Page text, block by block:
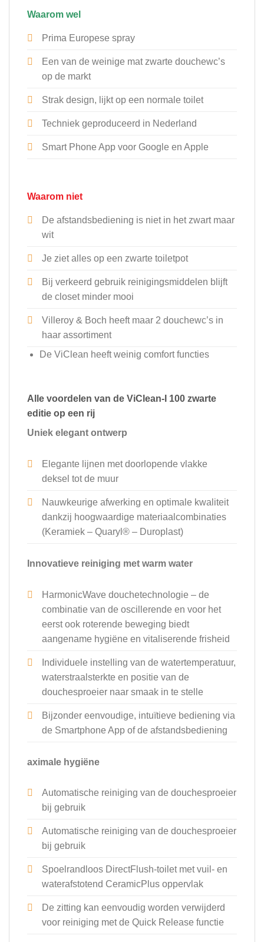
Waarom wel
Prima Europese spray
Een van de weinige mat zwarte douchewc’s
op de markt
Strak design, lijkt op een normale toilet
Techniek geproduceerd in Nederland
Smart Phone App voor Google en Apple
Waarom niet
De afstandsbediening is niet in het zwart maar
wit
Je ziet alles op een zwarte toiletpot
Bij verkeerd gebruik reinigingsmiddelen blijft
de closet minder mooi
Villeroy & Boch heeft maar 2 douchewc’s in
haar assortiment
De ViClean heeft weinig comfort functies
Alle voordelen van de ViClean-I 100 zwarte
editie op een rij
Uniek elegant ontwerp
Elegante lijnen met doorlopende vlakke
deksel tot de muur
Nauwkeurige afwerking en optimale kwaliteit
dankzij hoogwaardige materiaalcombinaties
(Keramiek – Quaryl® – Duroplast)
Innovatieve reiniging met warm water
HarmonicWave douchetechnologie – de
combinatie van de oscillerende en voor het
eerst ook roterende beweging biedt
aangename hygiëne en vitaliserende frisheid
Individuele instelling van de watertemperatuur,
waterstraalsterkte en positie van de
douchesproeier naar smaak in te stelle
Bijzonder eenvoudige, intuïtieve bediening via
de Smartphone App of de afstandsbediening
aximale hygiëne
Automatische reiniging van de douchesproeier
bij gebruik
Automatische reiniging van de douchesproeier
bij gebruik
Spoelrandloos DirectFlush-toilet met vuil- en
waterafstotend CeramicPlus oppervlak
De zitting kan eenvoudig worden verwijderd
voor reiniging met de Quick Release functie